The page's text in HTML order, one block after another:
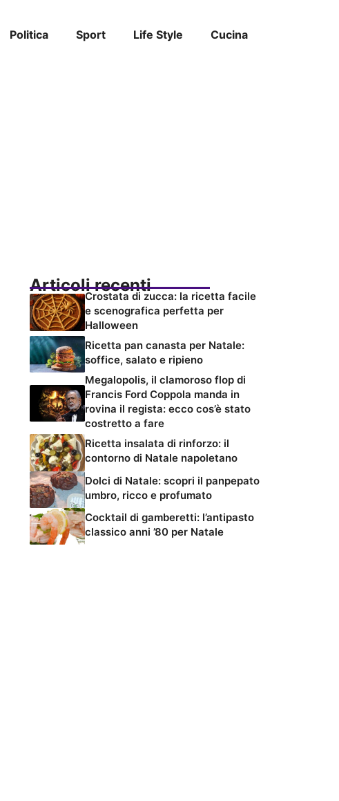
Politica Sport Life Style Cucina
Articoli recenti
Crostata di zucca: la ricetta facile
e scenografica perfetta per
Halloween
Ricetta pan canasta per Natale:
soffice, salato e ripieno
Megalopolis, il clamoroso flop di
Francis Ford Coppola manda in
rovina il regista: ecco cos’è stato
costretto a fare
Ricetta insalata di rinforzo: il
contorno di Natale napoletano
Dolci di Natale: scopri il panpepato
umbro, ricco e profumato
Cocktail di gamberetti: l’antipasto
classico anni ’80 per Natale